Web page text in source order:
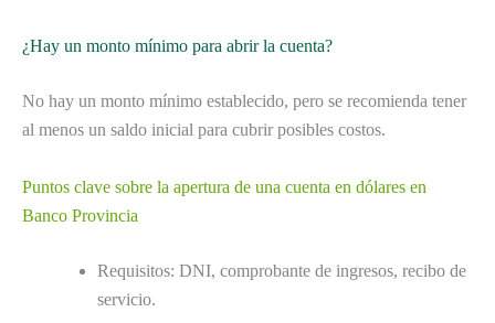
¿Hay un monto mínimo para abrir la cuenta?
No hay un monto mínimo establecido, pero se recomienda tener
al menos un saldo inicial para cubrir posibles costos.
Puntos clave sobre la apertura de una cuenta en dólares en
Banco Provincia
Requisitos: DNI, comprobante de ingresos, recibo de
servicio.